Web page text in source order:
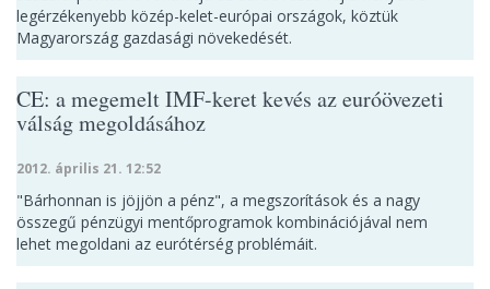
legérzékenyebb közép-kelet-európai országok, köztük
Magyarország gazdasági növekedését.
CE: a megemelt IMF-keret kevés az euróövezeti
válság megoldásához
2012. április 21. 12:52
"Bárhonnan is jöjjön a pénz", a megszorítások és a nagy
összegű pénzügyi mentőprogramok kombinációjával nem
lehet megoldani az eurótérség problémáit.